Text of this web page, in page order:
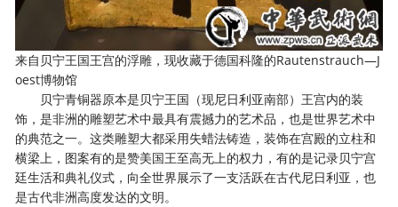
来自贝宁王国王宫的浮雕，现收藏于德国科隆的Rautenstrauch—J
oest博物馆
贝宁青铜器原本是贝宁王国（现尼日利亚南部）王宫内的装
饰，是非洲的雕塑艺术中最具有震撼力的艺术品，也是世界艺术中
的典范之一。这类雕塑大都采用失蜡法铸造，装饰在宫殿的立柱和
横梁上，图案有的是赞美国王至高无上的权力，有的是记录贝宁宫
廷生活和典礼仪式，向全世界展示了一支活跃在古代尼日利亚，也
是古代非洲高度发达的文明。